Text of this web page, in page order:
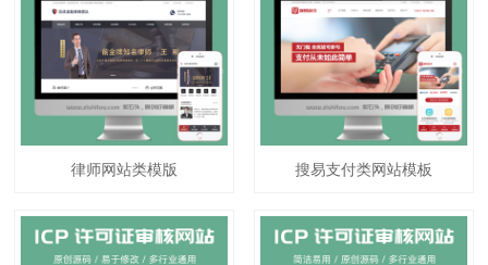
律师网站类模版 搜易支付类网站模板